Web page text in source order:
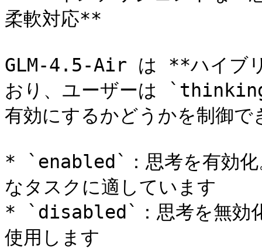
柔軟対応**
GLM-4.5-Air は **ハイブリ
おり、ユーザーは
有効にするかどうかを制御で
* `enabled`：思考を有効化
なタスクに適しています
* `disabled`：思考を無効化
使用します